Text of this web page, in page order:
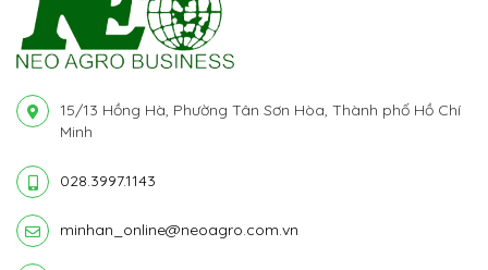
15/13 Hồng Hà, Phường Tân Sơn Hòa, Thành phố Hồ Chí
Minh
028.3997.1143
minhan_online@neoagro.com.vn